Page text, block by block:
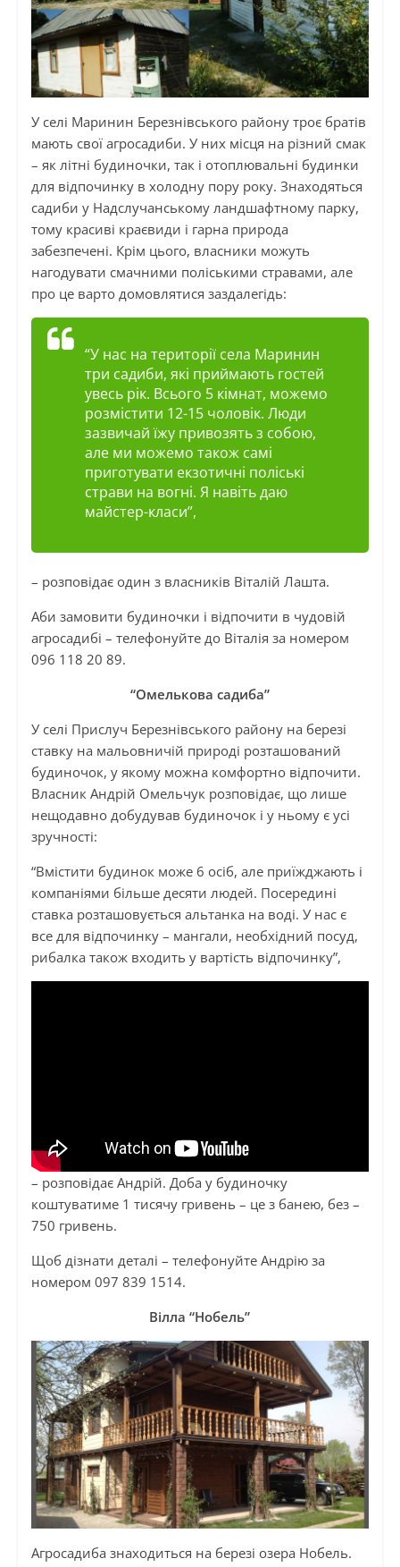
У селі Маринин Березнівського району троє братів
мають свої агросадиби. У них місця на різний смак
– як літні будиночки, так і отоплювальні будинки
для відпочинку в холодну пору року. Знаходяться
садиби у Надслучанському ландшафтному парку,
тому красиві краєвиди і гарна природа
забезпечені. Крім цього, власники можуть
нагодувати смачними поліськими стравами, але
про це варто домовлятися заздалегідь:
“У нас на території села Маринин
три садиби, які приймають гостей
увесь рік. Всього 5 кімнат, можемо
розмістити 12-15 чоловік. Люди
зазвичай їжу привозять з собою,
але ми можемо також самі
приготувати екзотичні поліські
страви на вогні. Я навіть даю
майстер-класи”,
– розповідає один з власників Віталій Лашта.
Аби замовити будиночки і відпочити в чудовій
агросадибі – телефонуйте до Віталія за номером
096 118 20 89.
“Омелькова садиба”
У селі Прислуч Березнівського району на березі
ставку на мальовничій природі розташований
будиночок, у якому можна комфортно відпочити.
Власник Андрій Омельчук розповідає, що лише
нещодавно добудував будиночок і у ньому є усі
зручності:
“Вмістити будинок може 6 осіб, але приїжджають і
компаніями більше десяти людей. Посередині
ставка розташовується альтанка на воді. У нас є
все для відпочинку – мангали, необхідний посуд,
рибалка також входить у вартість відпочинку”,
– розповідає Андрій. Доба у будиночку
коштуватиме 1 тисячу гривень – це з банею, без –
750 гривень.
Щоб дізнати деталі – телефонуйте Андрію за
номером 097 839 1514.
Вілла “Нобель”
Агросадиба знаходиться на березі озера Нобель.